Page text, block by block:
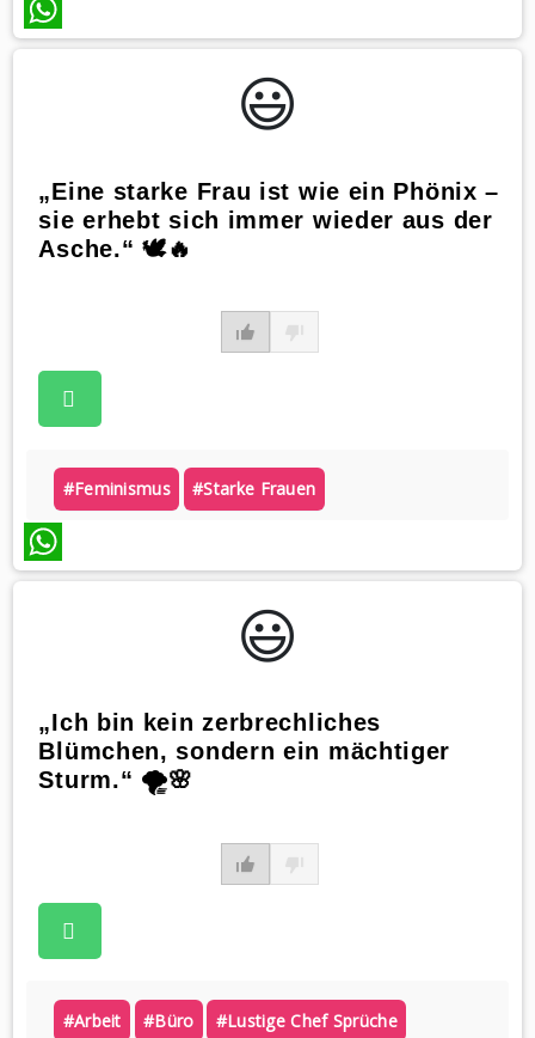
WhatsApp
😃️
„Eine starke Frau ist wie ein Phönix –
sie erhebt sich immer wieder aus der
Asche.“ 🕊️🔥
#feminismus #starke Frauen
WhatsApp
😃️
„Ich bin kein zerbrechliches
Blümchen, sondern ein mächtiger
Sturm.“ 🌪️🌸
#arbeit #büro #lustige Chef Sprüche